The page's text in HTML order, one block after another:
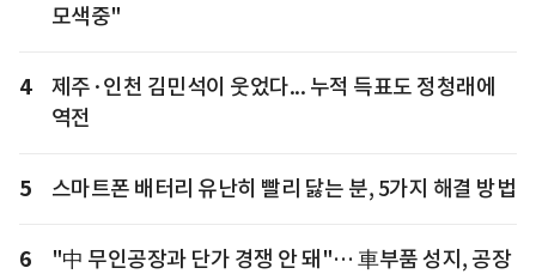
모색중"
4
제주·인천 김민석이 웃었다... 누적 득표도 정청래에
역전
5 스마트폰 배터리 유난히 빨리 닳는 분, 5가지 해결 방법
6
"中 무인공장과 단가 경쟁 안 돼"… 車부품 성지, 공장